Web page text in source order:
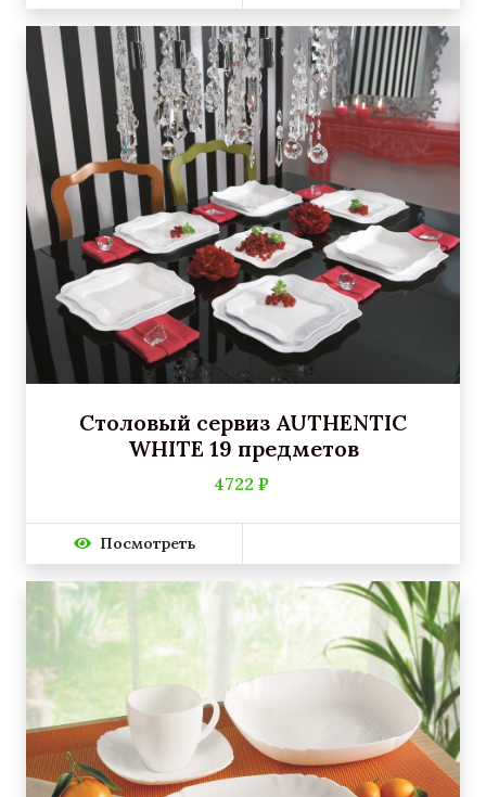
Столовый сервиз AUTHENTIC
WHITE 19 предметов
4722 ₽
Посмотреть